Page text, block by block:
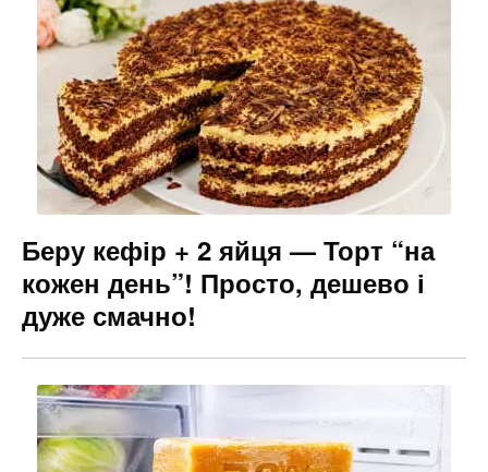
Беру кефір + 2 яйця — Торт “на
кожен день”! Просто, дешево і
дуже смачно!